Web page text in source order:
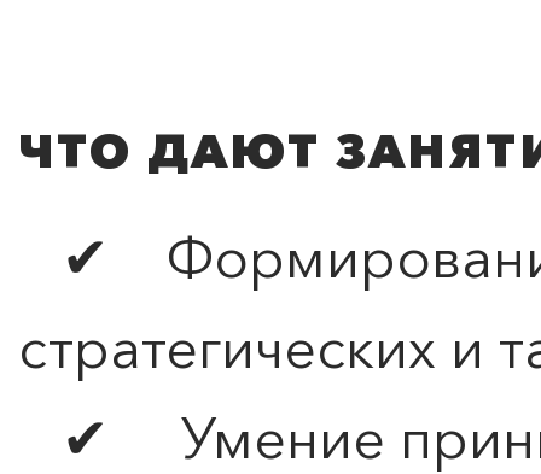
ЧТО ДАЮТ
✔
стратегических и
✔ Умение